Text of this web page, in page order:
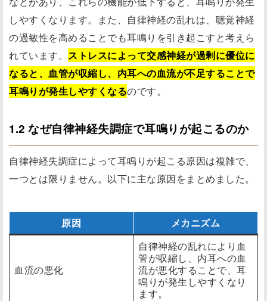
しやすくなります。また、自律神経の乱れは、聴覚神経
の過敏性を高めることでも耳鳴りを引き起こすと考えら
れています。 ストレスによって交感神経が過剰に優位に
なると、血管が収縮し、内耳への血流が不足することで
耳鳴りが発生しやすくなるのです。
1.2 なぜ自律神経失調症で耳鳴りが起こるのか
自律神経失調症によって耳鳴りが起こる原因は複雑で、
一つとは限りません。以下に主な原因をまとめました。
原因 メカニズム
血流の悪化
自律神経の乱れにより血
管が収縮し、内耳への血
流が悪化することで、耳
鳴りが発生しやすくなり
ます。